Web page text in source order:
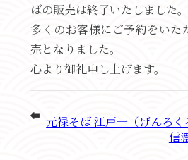
ばの販売は終了いたしました。
多くのお客様にご予約をいた
売となりました。
心より御礼申し上げます。
元禄そば 江戸一（げんろく
信